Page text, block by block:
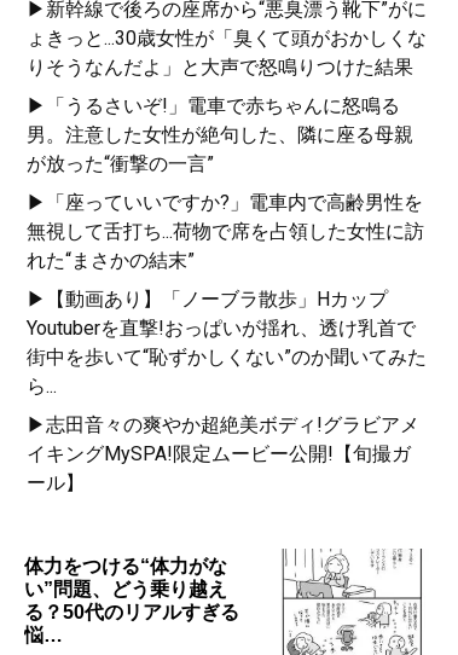
▶新幹線で後ろの座席から“悪臭漂う靴下”がに
ょきっと...30歳女性が「臭くて頭がおかしくな
りそうなんだよ」と大声で怒鳴りつけた結果
▶「うるさいぞ!」電車で赤ちゃんに怒鳴る
男。注意した女性が絶句した、隣に座る母親
が放った“衝撃の一言”
▶「座っていいですか?」電車内で高齢男性を
無視して舌打ち...荷物で席を占領した女性に訪
れた“まさかの結末”
▶【動画あり】「ノーブラ散歩」Hカップ
Youtuberを直撃!おっぱいが揺れ、透け乳首で
街中を歩いて“恥ずかしくない”のか聞いてみた
ら...
▶志田音々の爽やか超絶美ボディ!グラビアメ
イキングMySPA!限定ムービー公開!【旬撮ガ
ール】
体力をつける“体力がな
い”問題、どう乗り越え
る？50代のリアルすぎる
悩…